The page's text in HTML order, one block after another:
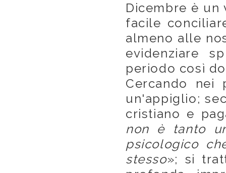
Dicembre è
facile
almeno alle
evidenziare
periodo così
Cercando nei
un'appiglio;
cristiano e
non è tanto
psicologico
stesso»; si